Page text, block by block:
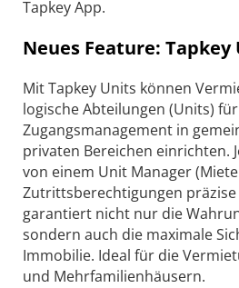
Tapkey App.
Neues Feature: Tapkey
Mit Tapkey Units können
logische Abteilungen (Units)
Zugangsmanagement in
privaten Bereichen einrichten.
von einem Unit Manager
Zutrittsberechtigungen präzise
garantiert nicht nur die
sondern auch die maximale
Immobilie. Ideal für die
und Mehrfamilienhäusern.